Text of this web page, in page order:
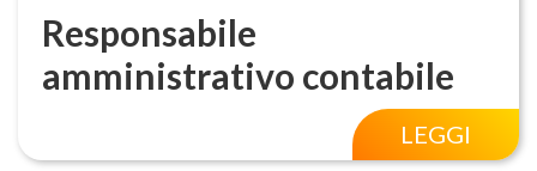
Responsabile
amministrativo contabile
LEGGI